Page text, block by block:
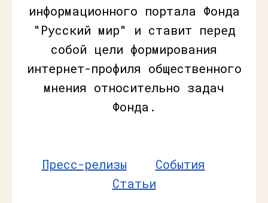
информационного портала Фонда
"Русский мир" и ставит перед
собой цели формирования
интернет-профиля общественного
мнения относительно задач
Фонда.
Пресс-релизы
События
Статьи